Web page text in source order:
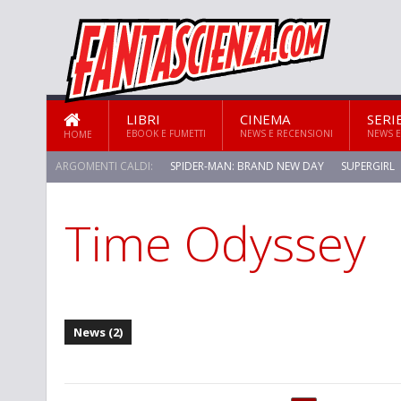
HOME
LIBRI
EBOOK E FUMETTI
CINEMA
NEWS E RECENSIONI NEWS
ARGOMENTI CALDI: SPIDER-MAN: BRAND NEW DAY SUPERGIRL
STAR TREK: STRANGE NEW WORLDS
Time Odyssey
News (2)